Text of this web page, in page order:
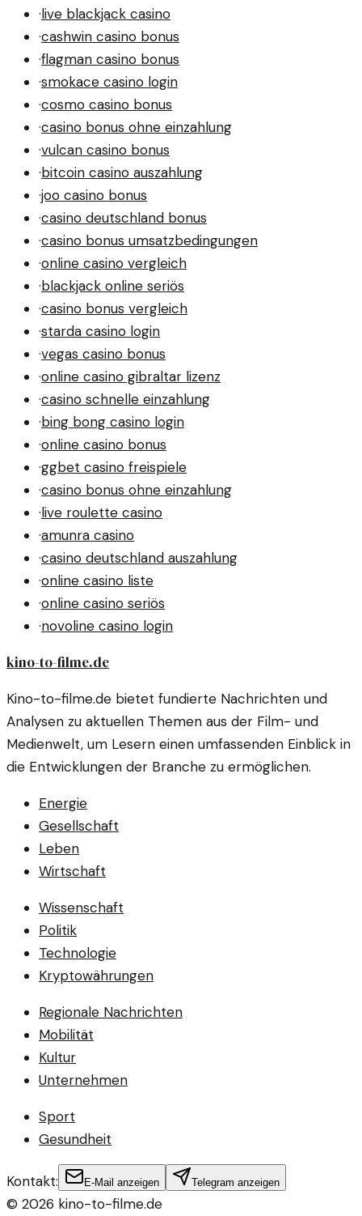
·live blackjack casino
·cashwin casino bonus
·flagman casino bonus
·smokace casino login
·cosmo casino bonus
·casino bonus ohne einzahlung
·vulcan casino bonus
·bitcoin casino auszahlung
·joo casino bonus
·casino deutschland bonus
·casino bonus umsatzbedingungen
·online casino vergleich
·blackjack online seriös
·casino bonus vergleich
·starda casino login
·vegas casino bonus
·online casino gibraltar lizenz
·casino schnelle einzahlung
·bing bong casino login
·online casino bonus
·ggbet casino freispiele
·casino bonus ohne einzahlung
·live roulette casino
·amunra casino
·casino deutschland auszahlung
·online casino liste
·online casino seriös
·novoline casino login
kino-to-filme.de
Kino-to-filme.de bietet fundierte Nachrichten und
Analysen zu aktuellen Themen aus der Film- und
Medienwelt, um Lesern einen umfassenden Einblick in
die Entwicklungen der Branche zu ermöglichen.
Energie
Gesellschaft
Leben
Wirtschaft
Wissenschaft
Politik
Technologie
Kryptowährungen
Regionale Nachrichten
Mobilität
Kultur
Unternehmen
Sport
Gesundheit
Kontakt: E-Mail anzeigen Telegram anzeigen
© 2026 kino-to-filme.de